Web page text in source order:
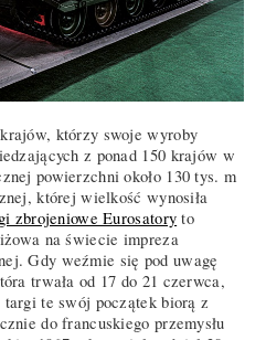
którzy swoje wyroby
z ponad 150 krajów w
powierzchni około 130 tys. m
której wielkość wynosiła
zbrojeniowe Eurosatory to
na świecie impreza
Gdy weźmie się pod uwagę
trwała od 17 do 21 czerwca,
te swój początek biorą z
do francuskiego przemysłu